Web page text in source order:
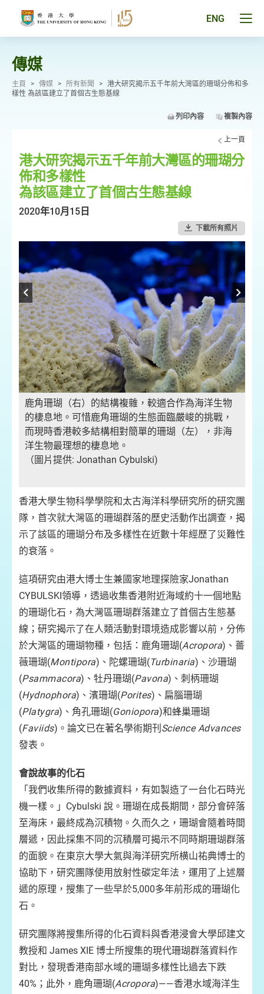
ENG
傳媒
主頁 > 傳媒 > 所有新聞 > 港大研究揭示五千年前大灣區的珊瑚分佈和多
樣性 為該區建立了首個古生態基線
列印內容 複製內容
上一頁
港大研究揭示五千年前大灣區的珊瑚分
佈和多樣性
為該區建立了首個古生態基線
2020年10月15日
下載所有照片
鹿角珊瑚（右）的結構複雜，較適合作為海洋生物
的棲息地。可惜鹿角珊瑚的生態面臨嚴峻的挑戰，
而現時香港較多結構相對簡單的珊瑚（左），非海
洋生物最理想的棲息地。
（圖片提供: Jonathan Cybulski)
香港大學生物科學學院和太古海洋科學研究所的研究團
隊，首次就大灣區的珊瑚群落的歷史活動作出調查，揭
示了該區的珊瑚分布及多樣性在近數十年經歷了災難性
的衰落。
這項研究由港大博士生兼國家地理探險家Jonathan
CYBULSKI領導，透過收集香港附近海域約十一個地點
的珊瑚化石，為大灣區珊瑚群落建立了首個古生態基
線；研究揭示了在人類活動對環境造成影響以前，分佈
於大灣區的珊瑚物種，包括：鹿角珊瑚(Acropora)、薔
薇珊瑚(Montipora)、陀螺珊瑚(Turbinaria)、沙珊瑚
(Psammacora)、牡丹珊瑚(Pavona)、刺柄珊瑚
(Hydnophora)、濱珊瑚(Porites)、扁腦珊瑚
(Platygra)、角孔珊瑚(Goniopora)和蜂巢珊瑚
(Faviids)。論文已在著名學術期刊 Science Advances
發表。
會說故事的化石
「我們收集所得的數據資料，有如製造了一台化石時光
機一樣。」Cybulski 說。珊瑚在成長期間，部分會碎落
至海床，最終成為沉積物。久而久之，珊瑚會隨着時間
層遞，因此採集不同的沉積層可揭示不同時期珊瑚群落
的面貌。在東京大學大氣與海洋研究所横山祐典博士的
協助下，研究團隊使用放射性碳定年法，運用了上述層
遞的原理，搜集了一些早於5,000多年前形成的珊瑚化
石。
研究團隊將搜集所得的化石資料與香港浸會大學邱建文
教授和 James XIE 博士所搜集的現代珊瑚群落資料作
對比，發現香港南部水域的珊瑚多樣性比過去下跌
40%；此外，鹿角珊瑚(Acropora)——香港水域海洋生